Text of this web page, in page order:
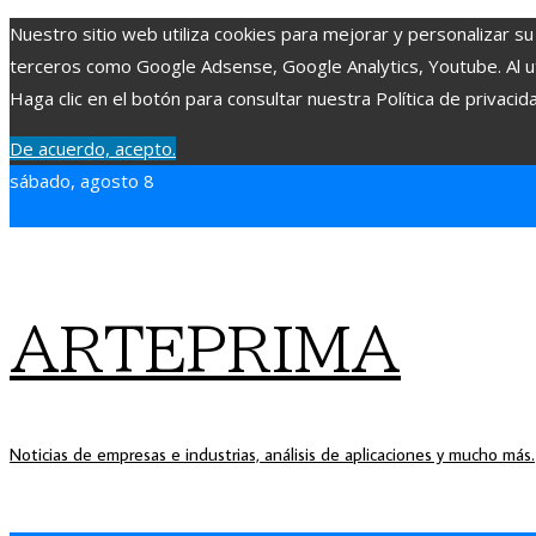
Nuestro sitio web utiliza cookies para mejorar y personalizar
terceros como Google Adsense, Google Analytics, Youtube.
Haga clic en el botón para consultar nuestra Política de
De acuerdo, acepto.
sábado, agosto 8
ARTEPRIMA
Noticias de empresas e industrias, análisis de aplicaciones y mucho más.